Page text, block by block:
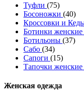
Туфли (75)
Босоножки (40)
Кроссовки и
Ботинки женские
Ботильоны (37)
Сабо (34)
Сапоги (15)
Тапочки женские
Женская одежда